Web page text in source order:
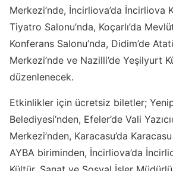
Merkezi’nde, İncirliova’da İncirliova
Tiyatro Salonu’nda, Koçarlı’da
Konferans Salonu’nda, Didim’de
Merkezi’nde ve Nazilli’de Yeşilyurt
düzenlenecek.
Etkinlikler için ücretsiz biletler;
Belediyesi’nden, Efeler’de Vali
Merkezi’nden, Karacasu’da
AYBA biriminden, İncirliova’da